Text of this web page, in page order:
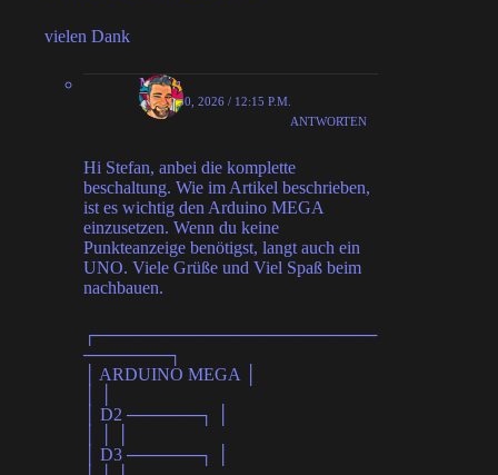
vielen Dank
MiHu
APRIL 30, 2026 / 12:15 P.M.
ANTWORTEN
Hi Stefan, anbei die komplette
beschaltung. Wie im Artikel beschrieben,
ist es wichtig den Arduino MEGA
einzusetzen. Wenn du keine
Punkteanzeige benötigst, langt auch ein
UNO. Viele Grüße und Viel Spaß beim
nachbauen.
┌───────────────────────
───────┐
│ ARDUINO MEGA │
│ D2 ──────┐ │
│ D3 ──────┐ │